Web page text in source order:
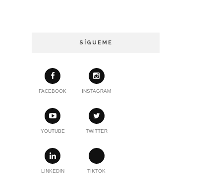
SÍGUEME
FACEBOOK INSTAGRAM
YOUTUBE TWITTER
LINKEDIN TIKTOK